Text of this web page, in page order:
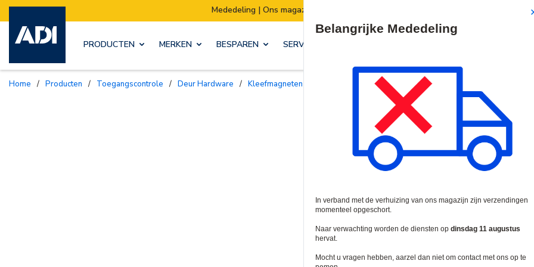
Mededeling | Ons magazijn verhuist: Verzendingen worden van 7 t/m 10 augustus
PRODUCTEN MERKEN BESPAREN SERVICES & OPLOSSINGEN
Home / Producten / Toegangscontrole / Deur Hardware / Kleefmagneten